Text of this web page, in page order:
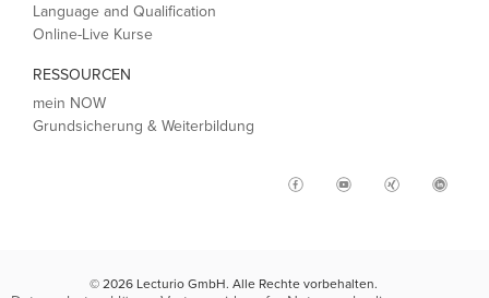
Language and Qualification
Online-Live Kurse
RESSOURCEN
mein NOW
Grundsicherung & Weiterbildung
© 2026 Lecturio GmbH. Alle Rechte vorbehalten.